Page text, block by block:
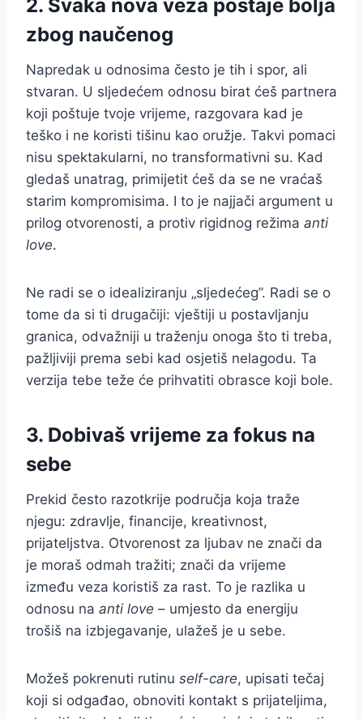
2. Svaka nova veza postaje bolja
zbog naučenog
Napredak u odnosima često je tih i spor, ali
stvaran. U sljedećem odnosu birat ćeš partnera
koji poštuje tvoje vrijeme, razgovara kad je
teško i ne koristi tišinu kao oružje. Takvi pomaci
nisu spektakularni, no transformativni su. Kad
gledaš unatrag, primijetit ćeš da se ne vraćaš
starim kompromisima. I to je najjači argument u
prilog otvorenosti, a protiv rigidnog režima anti
love.
Ne radi se o idealiziranju „sljedećeg”. Radi se o
tome da si ti drugačiji: vještiji u postavljanju
granica, odvažniji u traženju onoga što ti treba,
pažljiviji prema sebi kad osjetiš nelagodu. Ta
verzija tebe teže će prihvatiti obrasce koji bole.
3. Dobivaš vrijeme za fokus na
sebe
Prekid često razotkrije područja koja traže
njegu: zdravlje, financije, kreativnost,
prijateljstva. Otvorenost za ljubav ne znači da
je moraš odmah tražiti; znači da vrijeme
između veza koristiš za rast. To je razlika u
odnosu na anti love – umjesto da energiju
trošiš na izbjegavanje, ulažeš je u sebe.
Možeš pokrenuti rutinu self-care, upisati tečaj
koji si odgađao, obnoviti kontakt s prijateljima,